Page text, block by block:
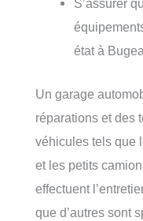
S’assurer
état à
Un garage
réparations et des
véhicules tels que
et les petits
effectuent
que d’autres sont